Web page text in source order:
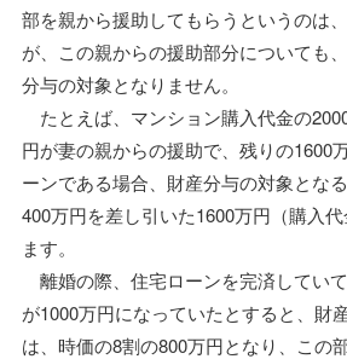
部を親から援助してもらうというのは
が、この親からの援助部分についても
分与の対象となりません。
たとえば、マンション購入代金の
円が妻の親からの援助で、残りの1600
ーンである場合、財産分与の対象とな
400万円を差し引いた1600万円（購入
ます。
離婚の際、住宅ローンを完済してい
が1000万円になっていたとすると、財
は、時価の8割の800万円となり、この